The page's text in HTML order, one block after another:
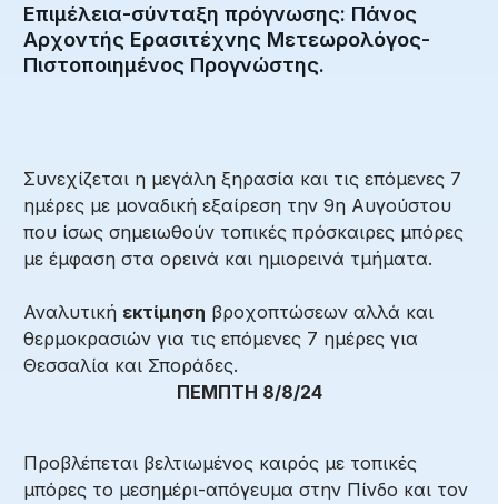
Επιμέλεια-σύνταξη πρόγνωσης: Πάνος
Αρχοντής Ερασιτέχνης Μετεωρολόγος-
Πιστοποιημένος Προγνώστης.
Συνεχίζεται η μεγάλη ξηρασία και τις επόμενες 7
ημέρες με μοναδική εξαίρεση την 9η Αυγούστου
που ίσως σημειωθούν τοπικές πρόσκαιρες μπόρες
με έμφαση στα ορεινά και ημιορεινά τμήματα.
Αναλυτική εκτίμηση βροχοπτώσεων αλλά και
θερμοκρασιών για τις επόμενες 7 ημέρες για
Θεσσαλία και Σποράδες.
ΠΕΜΠΤΗ 8/8/24
Προβλέπεται βελτιωμένος καιρός με τοπικές
μπόρες το μεσημέρι-απόγευμα στην Πίνδο και τον